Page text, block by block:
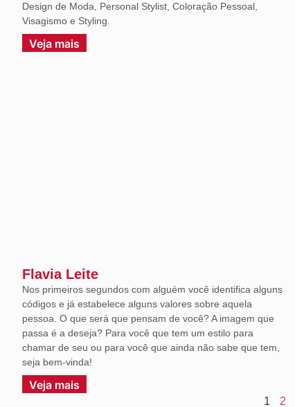
Design de Moda, Personal Stylist, Coloração Pessoal,
Visagismo e Styling.
Veja mais
Flavia Leite
Nos primeiros segundos com alguém você identifica alguns
códigos e já estabelece alguns valores sobre aquela
pessoa. O que será que pensam de você? A imagem que
passa é a deseja? Para você que tem um estilo para
chamar de seu ou para você que ainda não sabe que tem,
seja bem-vinda!
Veja mais
1 2